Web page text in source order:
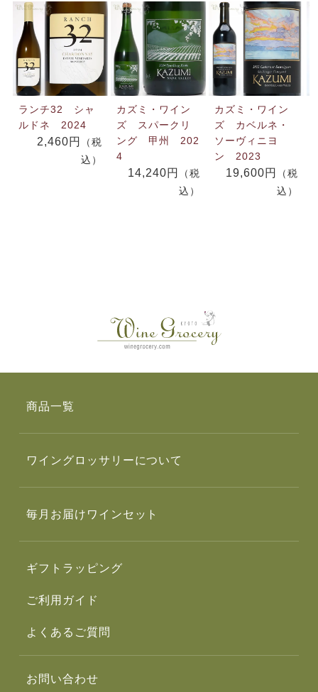
ランチ32 シャ
ルドネ 2024
2,460円
（税
込）
カズミ・ワイン
ズ スパークリ
ング 甲州 202
4
14,240円
（税
込）
カズミ・ワイン
ズ カベルネ・
ソーヴィニヨ
ン 2023
19,600円
（税
込）
商品一覧
ワイングロッサリーについて
毎月お届けワインセット
ギフトラッピング
ご利用ガイド
よくあるご質問
お問い合わせ